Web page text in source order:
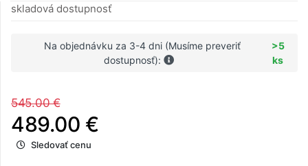
skladová dostupnosť
Na objednávku za 3-4 dni (Musíme preveriť
dostupnosť):
>5
ks
545.00 €
489.00 €
Sledovať cenu